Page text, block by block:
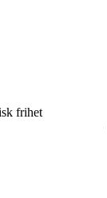
frihet